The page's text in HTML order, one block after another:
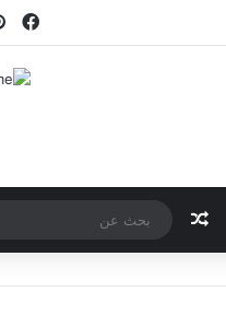
مقال عشوائي